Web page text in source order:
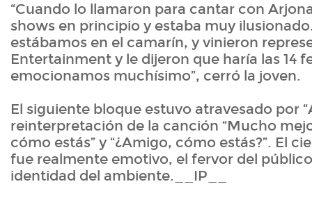
“Cuando lo llamaron para cantar con
shows en principio y estaba muy
estábamos en el camarín, y vinieron
Entertainment y le dijeron que haría las 14
emocionamos muchísimo”, cerró la joven.
El siguiente bloque estuvo atravesado por
reinterpretación de la canción “Mucho
cómo estás” y “¿Amigo, cómo estás?”. El
fue realmente emotivo, el fervor del
identidad del ambiente.__IP__